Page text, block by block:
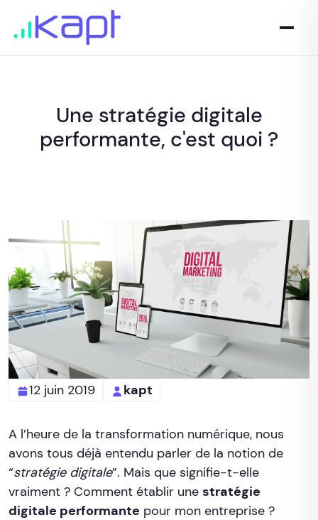
Une stratégie digitale
performante, c'est quoi ?
12 juin 2019 kapt
A l’heure de la transformation numérique, nous
avons tous déjà entendu parler de la notion de
“stratégie digitale”. Mais que signifie-t-elle
vraiment ? Comment établir une stratégie
digitale performante pour mon entreprise ?